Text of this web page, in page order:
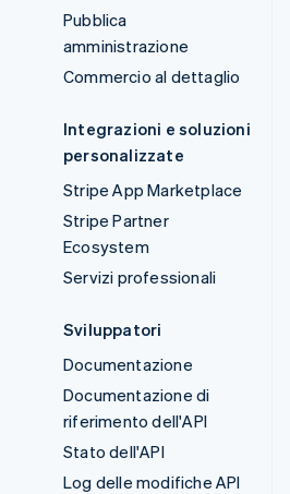
Pubblica
amministrazione
Commercio al dettaglio
Integrazioni e soluzioni
personalizzate
Stripe App Marketplace
Stripe Partner
Ecosystem
Servizi professionali
Sviluppatori
Documentazione
Documentazione di
riferimento dell'API
Stato dell'API
Log delle modifiche API